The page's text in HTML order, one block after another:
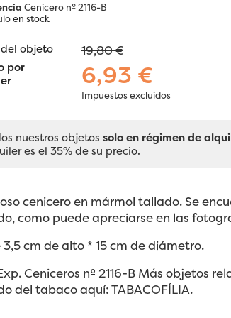
Cenicero nº 2116-B
en stock
objeto 19,80 €
por
6,93 €
Impuestos excluidos
nuestros objetos solo en régimen de
es el 35% de su precio.
ceniceroen mármol tallado. Se
como puede apreciarse en las
3,5 cm de alto * 15 cm de diámetro.
Ceniceros nº 2116-B Más objetos
del tabaco aquí:TABACOFÍLIA.